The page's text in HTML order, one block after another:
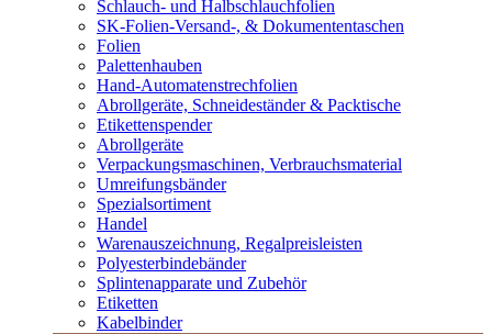
Schlauch- und Halbschlauchfolien
SK-Folien-Versand-, & Dokumententaschen
Folien
Palettenhauben
Hand-Automatenstrechfolien
Abrollgeräte, Schneideständer & Packtische
Etikettenspender
Abrollgeräte
Verpackungsmaschinen, Verbrauchsmaterial
Umreifungsbänder
Spezialsortiment
Handel
Warenauszeichnung, Regalpreisleisten
Polyesterbindebänder
Splintenapparate und Zubehör
Etiketten
Kabelbinder